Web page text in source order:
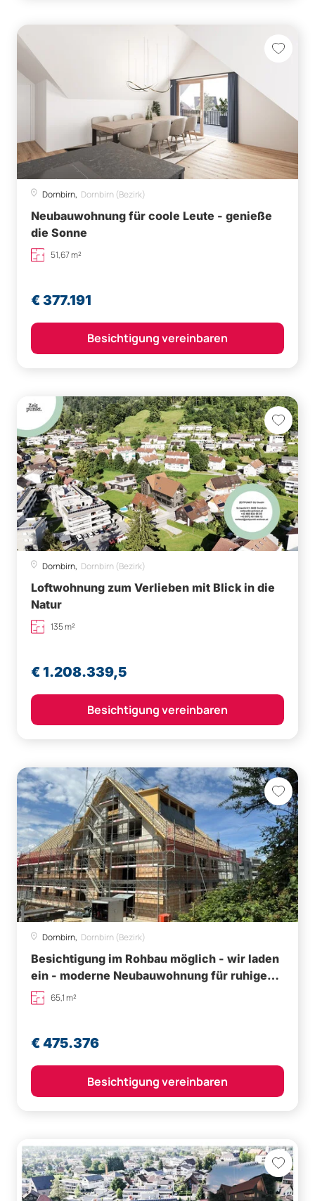
Dornbirn, Dornbirn (Bezirk)
Neubauwohnung für coole Leute - genieße
die Sonne
51,67 m²
€ 377.191
Besichtigung vereinbaren
Dornbirn, Dornbirn (Bezirk)
Loftwohnung zum Verlieben mit Blick in die
Natur
135 m²
€ 1.208.339,5
Besichtigung vereinbaren
Dornbirn, Dornbirn (Bezirk)
Besichtigung im Rohbau möglich - wir laden
ein - moderne Neubauwohnung für ruhige
Minuten
65,1 m²
€ 475.376
Besichtigung vereinbaren